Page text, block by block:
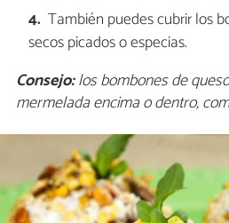
También puedes cubrir los
secos picados o especias.
Consejo:los bombones de
mermelada encima o dentro,